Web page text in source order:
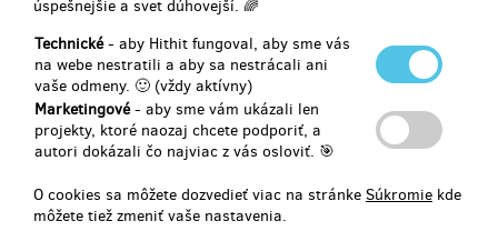
úspešnejšie a svet dúhovejší. 🌈
Technické- aby Hithit fungoval, aby sme vás
na webe nestratili a aby sa nestrácali ani
vaše odmeny. 🙂 (vždy aktívny)
Marketingové- aby sme vám ukázali len
projekty, ktoré naozaj chcete podporiť, a
autori dokázali čo najviac z vás osloviť. 🎯
O cookies sa môžete dozvedieť viac na stránke Súkromie kde
môžete tiež zmeniť vaše nastavenia.
zostáva 25
Všechny díly Projektu Generace + poděkování do
titulků
Dostanete od nás všech šest dílů Projektu Generace